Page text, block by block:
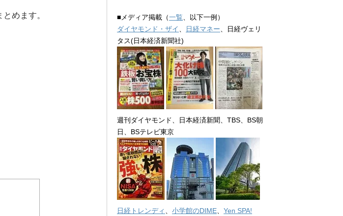
めます。 ■メディア掲載（一覧 、以下一例）
ダイヤモンド・ザイ
日経マネー 、日経ヴェリ
タス(日本経済新聞社)
週刊ダイヤモンド、日本経済新聞、TBS、BS朝
日、BSテレビ東京
日経トレンディ 小学館のDIME Yen SPA!